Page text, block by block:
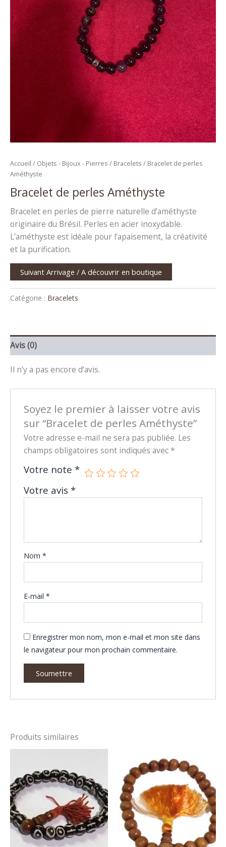
Accueil / Objets - Bijoux - Pierres / Bracelets / Bracelet de perles
Améthyste
Bracelet de perles Améthyste
Bracelet en perles de pierre naturelle d’améthyste
originaire du Brésil. Perles en acier inoxydable.
L’améthyste est idéale pour l’apaisement, la créativité
et la purification.
Suivant Arrivage / A découvrir en boutique
Catégorie : Bracelets
Avis (0)
Il n’y a pas encore d’avis.
Soyez le premier à laisser votre avis
sur “Bracelet de perles Améthyste”
Votre adresse e-mail ne sera pas publiée. Les
champs obligatoires sont indiqués avec*
Votre note *
Votre avis *
Nom *
E-mail *
Enregistrer mon nom, mon e-mail et mon site dans
le navigateur pour mon prochain commentaire.
Produits similaires